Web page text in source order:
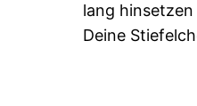
lang
Deine